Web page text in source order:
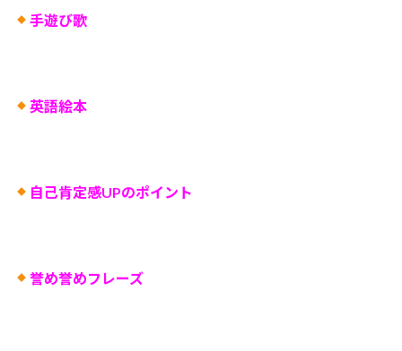
手遊び歌
英語絵本
自己肯定感UPのポイント
誉め誉めフレーズ